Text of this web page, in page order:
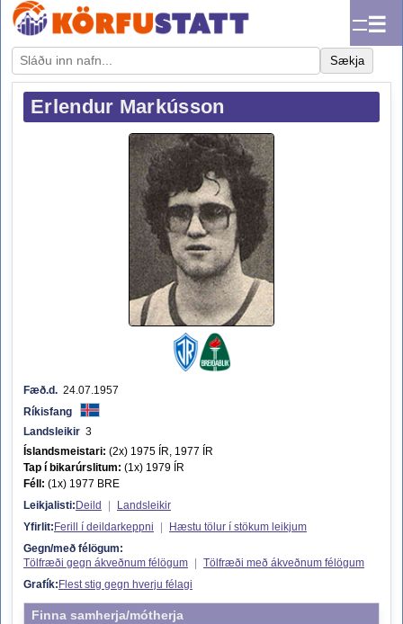
☰
Sækja
Erlendur Markússon
Fæð.d. 24.07.1957
Ríkisfang
Landsleikir 3
Íslandsmeistari: (2x) 1975 ÍR, 1977 ÍR
Tap í bikarúrslitum: (1x) 1979 ÍR
Féll: (1x) 1977 BRE
Leikjalisti: Deild
Landsleikir
Yfirlit: Ferill í deildarkeppni
Hæstu tölur í stökum leikjum
Gegn/með félögum:
Tölfræði gegn ákveðnum félögum
Tölfræði með ákveðnum félögum
Grafík: Flest stig gegn hverju félagi
Finna samherja/mótherja